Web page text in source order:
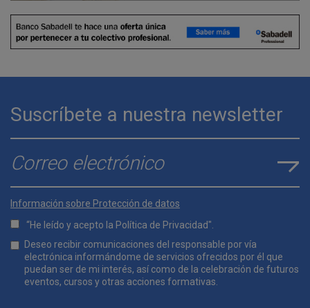
Suscríbete a nuestra newsletter
E-mail*
Información sobre Protección de datos
“He leído y acepto la Política de Privacidad".
Lopd*
Deseo recibir comunicaciones del responsable por vía
electrónica informándome de servicios ofrecidos por él que
puedan ser de mi interés, así como de la celebración de futuros
eventos, cursos y otras acciones formativas.